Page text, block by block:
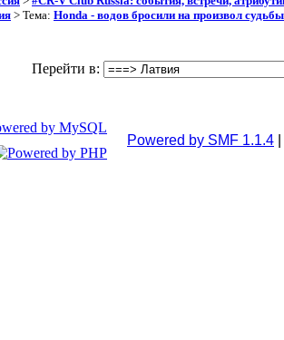
> Тема: Honda - водов бросили на произвол судьбы
Перейти в:
Powered by SMF 1.1.4